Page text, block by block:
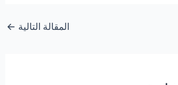
المقالة التالية ←